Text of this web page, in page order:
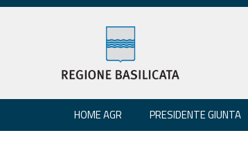
HOME AGR PRESIDENTE GIUNTA